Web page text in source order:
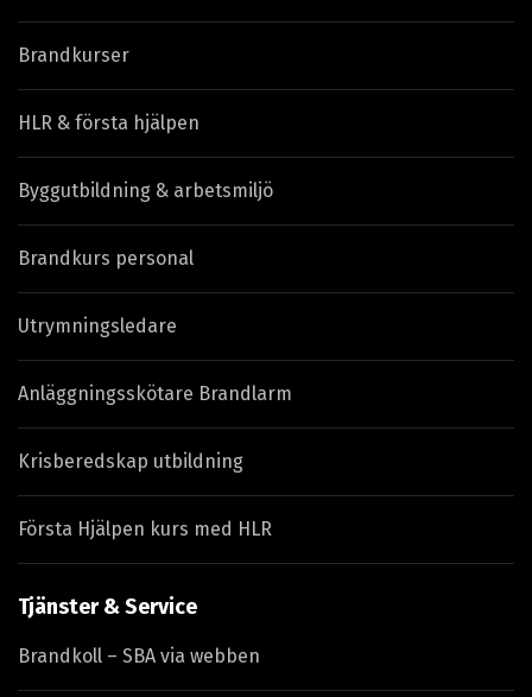
Brandkurser
HLR & första hjälpen
Byggutbildning & arbetsmiljö
Brandkurs personal
Utrymningsledare
Anläggningsskötare Brandlarm
Krisberedskap utbildning
Första Hjälpen kurs med HLR
Tjänster & Service
Brandkoll – SBA via webben